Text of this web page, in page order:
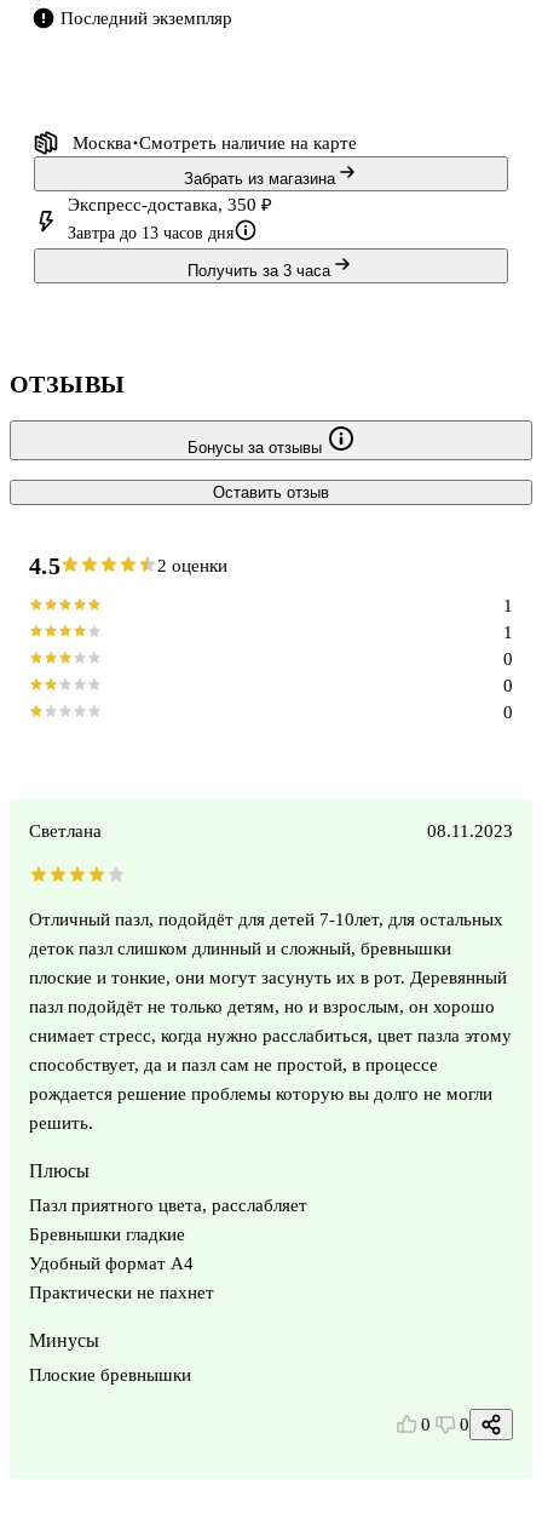
Последний экземпляр
Москва Смотреть наличие на карте
Забрать из магазина
Экспресс-доставка, 350 ₽
Завтра до 13 часов дня
Получить за 3 часа
ОТЗЫВЫ
Бонусы за отзывы
Оставить отзыв
4.5 2 оценки
0
0
0
1
1
Светлана 08.11.2023
Отличный пазл, подойдёт для детей 7-10лет, для остальных
деток пазл слишком длинный и сложный, бревнышки
плоские и тонкие, они могут засунуть их в рот. Деревянный
пазл подойдёт не только детям, но и взрослым, он хорошо
снимает стресс, когда нужно расслабиться, цвет пазла этому
способствует, да и пазл сам не простой, в процессе
рождается решение проблемы которую вы долго не могли
решить.
Плюсы
Пазл приятного цвета, расслабляет
Бревнышки гладкие
Удобный формат А4
Практически не пахнет
Минусы
Плоские бревнышки
0 0